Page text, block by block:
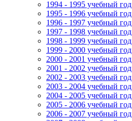
1994 - 1995 учебный год
1995 - 1996 учебный год
1996 - 1997 учебный год
1997 - 1998 учебный год
1998 - 1999 учебный год
1999 - 2000 учебный год
2000 - 2001 учебный год
2001 - 2002 учебный год
2002 - 2003 учебный год
2003 - 2004 учебный год
2004 - 2005 учебный год
2005 - 2006 учебный год
2006 - 2007 учебный год